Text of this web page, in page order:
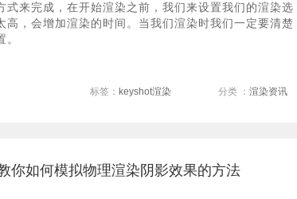
式来完成，在开始渲染之前，我们来设置我们的渲染选
高，会增加渲染的时间。当我们渲染时我们一定要清楚
标签： keyshot渲染 分类 ： 渲染资讯
你如何模拟物理渲染阴影效果的方法